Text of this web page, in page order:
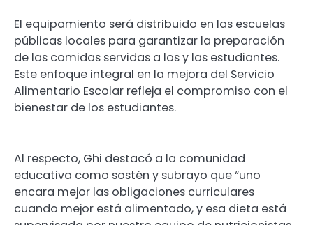
El equipamiento será distribuido en las escuelas
públicas locales para garantizar la preparación
de las comidas servidas a los y las estudiantes.
Este enfoque integral en la mejora del Servicio
Alimentario Escolar refleja el compromiso con el
bienestar de los estudiantes.
Al respecto, Ghi destacó a la comunidad
educativa como sostén y subrayo que “uno
encara mejor las obligaciones curriculares
cuando mejor está alimentado, y esa dieta está